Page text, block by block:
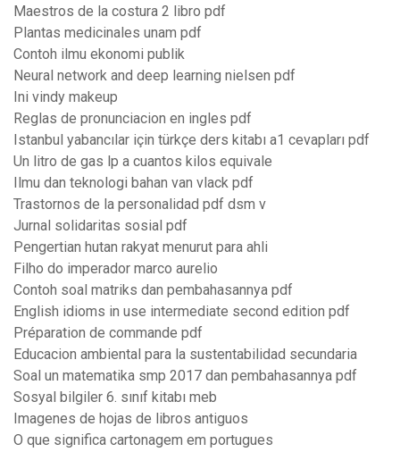
Maestros de la costura 2 libro pdf
Plantas medicinales unam pdf
Contoh ilmu ekonomi publik
Neural network and deep learning nielsen pdf
Ini vindy makeup
Reglas de pronunciacion en ingles pdf
Istanbul yabancılar için türkçe ders kitabı a1 cevapları pdf
Un litro de gas lp a cuantos kilos equivale
Ilmu dan teknologi bahan van vlack pdf
Trastornos de la personalidad pdf dsm v
Jurnal solidaritas sosial pdf
Pengertian hutan rakyat menurut para ahli
Filho do imperador marco aurelio
Contoh soal matriks dan pembahasannya pdf
English idioms in use intermediate second edition pdf
Préparation de commande pdf
Educacion ambiental para la sustentabilidad secundaria
Soal un matematika smp 2017 dan pembahasannya pdf
Sosyal bilgiler 6. sınıf kitabı meb
Imagenes de hojas de libros antiguos
O que significa cartonagem em portugues